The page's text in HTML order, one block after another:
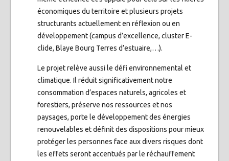
économiques du territoire et plusieurs projets
structurants actuellement en réflexion ou en
développement (campus d’excellence, cluster E-
clide, Blaye Bourg Terres d’estuaire,…).
Le projet relève aussi le défi environnemental et
climatique. Il réduit significativement notre
consommation d’espaces naturels, agricoles et
forestiers, préserve nos ressources et nos
paysages, porte le développement des énergies
renouvelables et définit des dispositions pour mieux
protéger les personnes face aux divers risques dont
les effets seront accentués par le réchauffement